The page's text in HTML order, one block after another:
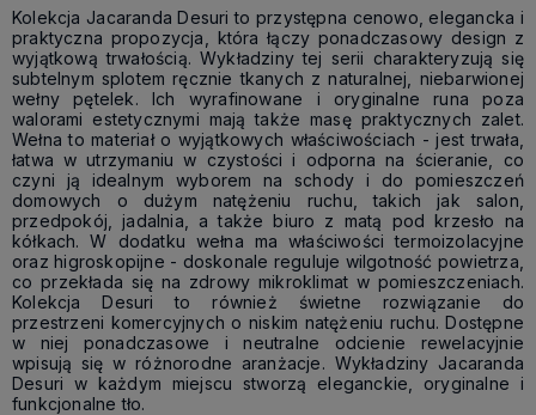
Kolekcja Jacaranda Desuri to przystępna cenowo, elegancka i
praktyczna propozycja, która łączy ponadczasowy design z
wyjątkową trwałością. Wykładziny tej serii charakteryzują się
subtelnym splotem ręcznie tkanych z naturalnej, niebarwionej
wełny pętelek. Ich wyrafinowane i oryginalne runa poza
walorami estetycznymi mają także masę praktycznych zalet.
Wełna to materiał o wyjątkowych właściwościach - jest trwała,
łatwa w utrzymaniu w czystości i odporna na ścieranie, co
czyni ją idealnym wyborem na schody i do pomieszczeń
domowych o dużym natężeniu ruchu, takich jak salon,
przedpokój, jadalnia, a także biuro z matą pod krzesło na
kółkach. W dodatku wełna ma właściwości termoizolacyjne
oraz higroskopijne - doskonale reguluje wilgotność powietrza,
co przekłada się na zdrowy mikroklimat w pomieszczeniach.
Kolekcja Desuri to również świetne rozwiązanie do
przestrzeni komercyjnych o niskim natężeniu ruchu. Dostępne
w niej ponadczasowe i neutralne odcienie rewelacyjnie
wpisują się w różnorodne aranżacje. Wykładziny Jacaranda
Desuri w każdym miejscu stworzą eleganckie, oryginalne i
funkcjonalne tło.